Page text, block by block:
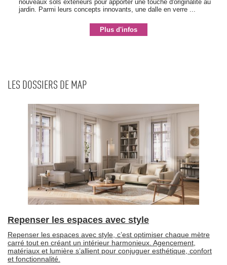
nouveaux sols extérieurs pour apporter une touche d'originalité au
jardin. Parmi leurs concepts innovants, une dalle en verre ...
Plus d'infos
LES DOSSIERS DE MAP
Repenser les espaces avec style
Repenser les espaces avec style, c’est optimiser chaque mètre
carré tout en créant un intérieur harmonieux. Agencement,
matériaux et lumière s’allient pour conjuguer esthétique, confort
et fonctionnalité.